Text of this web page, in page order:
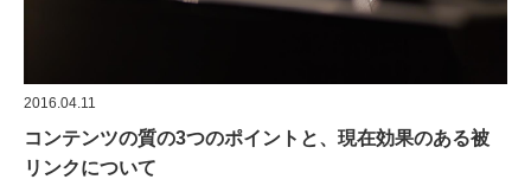
2016.04.11
コンテンツの質の3つのポイントと、現在効果のある被
リンクについて